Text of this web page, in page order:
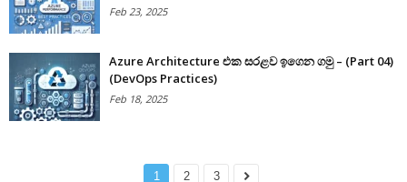
Feb 23, 2025
Azure Architecture එක සරළව ඉගෙන ගමු – (Part 04)
(DevOps Practices)
Feb 18, 2025
1 2 3